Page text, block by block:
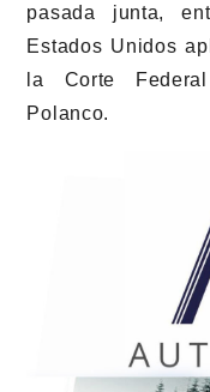
pasada junta,
Estados Unidos
la Corte
Polanco.